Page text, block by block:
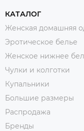
КАТАЛОГ
Женская домашняя
Эротическое белье
Женское нижнее
Чулки и колготки
Купальники
Большие размеры
Распродажа
Бренды